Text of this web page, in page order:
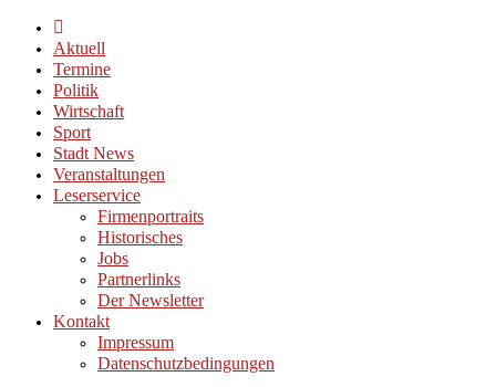
Aktuell
Termine
Politik
Wirtschaft
Sport
Stadt News
Veranstaltungen
Leserservice
Firmenportraits
Historisches
Jobs
Partnerlinks
Der Newsletter
Kontakt
Impressum
Datenschutzbedingungen